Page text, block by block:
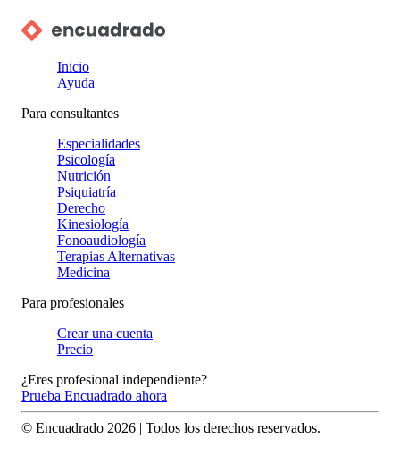
Inicio
Ayuda
Para consultantes
Especialidades
Psicología
Nutrición
Psiquiatría
Derecho
Kinesiología
Fonoaudiología
Terapias Alternativas
Medicina
Para profesionales
Crear una cuenta
Precio
¿Eres profesional independiente?
Prueba Encuadrado ahora
© Encuadrado 2026 | Todos los derechos reservados.